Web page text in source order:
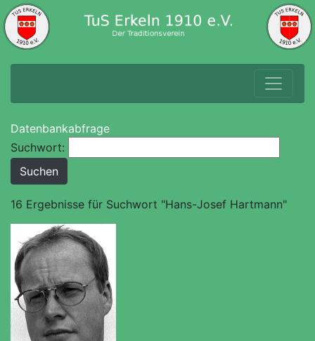
Datenbankabfrage
Suchwort:
16 Ergebnisse für Suchwort "Hans-Josef Hartmann"